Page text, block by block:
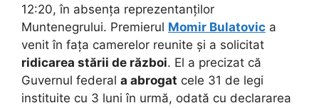
12:20, în absența reprezentanților
Muntenegrului. Premierul Momir Bulatovic a
venit în fața camerelor reunite și a solicitat
ridicarea stării de război. El a precizat că
Guvernul federal a abrogat cele 31 de legi
instituite cu 3 luni în urmă, odată cu declararea